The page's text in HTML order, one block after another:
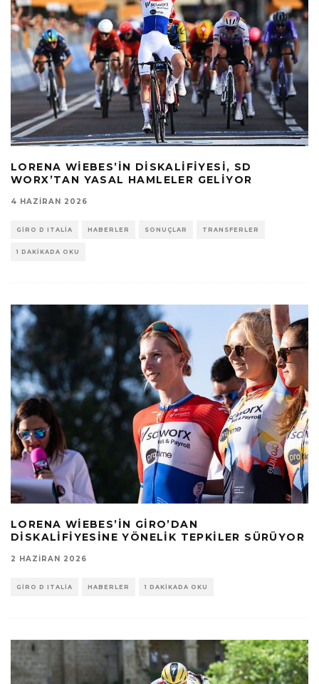
LORENA WIEBES’IN DISKALIFIYESI, SD
WORX’TAN YASAL HAMLELER GELIYOR
4 HAZIRAN 2026
GIRO D ITALIA HABERLER SONUÇLAR TRANSFERLER
1 DAKIKADA OKU
LORENA WIEBES’IN GIRO’DAN
DISKALIFIYESINE YÖNELIK TEPKILER SÜRÜYOR
2 HAZIRAN 2026
GIRO D ITALIA HABERLER 1 DAKIKADA OKU